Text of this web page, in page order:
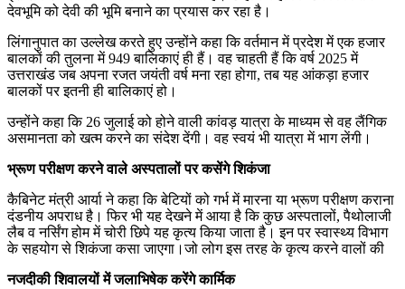
देवभूमि को देवी की भूमि बनाने का प्रयास कर रहा है।
लिंगानुपात का उल्लेख करते हुए उन्होंने कहा कि वर्तमान में प्रदेश में एक हजार
बालकों की तुलना में 949 बालिकाएं ही हैं। वह चाहती हैं कि वर्ष 2025 में
उत्तराखंड जब अपना रजत जयंती वर्ष मना रहा होगा, तब यह आंकड़ा हजार
बालकों पर इतनी ही बालिकाएं हो।
उन्होंने कहा कि 26 जुलाई को होने वाली कांवड़ यात्रा के माध्यम से वह लैंगिक
असमानता को खत्म करने का संदेश देंगी। वह स्वयं भी यात्रा में भाग लेंगी।
भ्रूण परीक्षण करने वाले अस्पतालों पर कसेंगे शिकंजा
कैबिनेट मंत्री आर्या ने कहा कि बेटियों को गर्भ में मारना या भ्रूण परीक्षण कराना
दंडनीय अपराध है। फिर भी यह देखने में आया है कि कुछ अस्पतालों, पैथोलाजी
लैब व नर्सिंग होम में चोरी छिपे यह कृत्य किया जाता है। इन पर स्वास्थ्य विभाग
के सहयोग से शिकंजा कसा जाएगा।जो लोग इस तरह के कृत्य करने वालों की
नजदीकी शिवालयों में जलाभिषेक करेंगे कार्मिक